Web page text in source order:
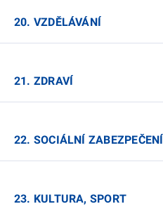
20. VZDĚLÁVÁNÍ
21. ZDRAVÍ
22. SOCIÁLNÍ ZABEZPEČENÍ
23. KULTURA, SPORT